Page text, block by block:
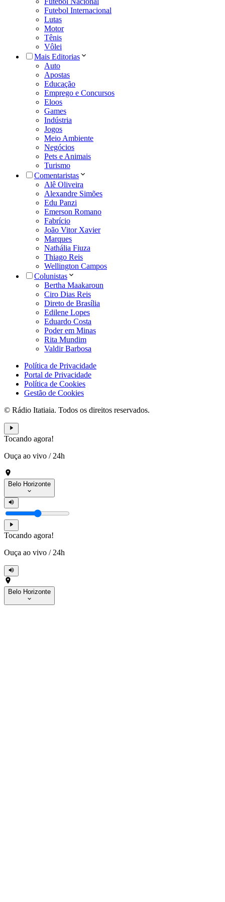
Futebol Internacional
Lutas
Motor
Tênis
Vôlei
Mais Editorias
Auto
Apostas
Educação
Emprego e Concursos
Eloos
Games
Indústria
Jogos
Meio Ambiente
Negócios
Pets e Animais
Turismo
Comentaristas
Alê Oliveira
Alexandre Simões
Edu Panzi
Emerson Romano
Fabrício
João Vitor Xavier
Marques
Nathália Fiuza
Thiago Reis
Wellington Campos
Colunistas
Bertha Maakaroun
Ciro Dias Reis
Direto de Brasília
Edilene Lopes
Eduardo Costa
Poder em Minas
Rita Mundim
Valdir Barbosa
Política de Privacidade
Portal de Privacidade
Política de Cookies
Gestão de Cookies
© Rádio Itatiaia. Todos os direitos reservados.
Tocando agora!
Ouça ao vivo / 24h
Belo Horizonte
Tocando agora!
Ouça ao vivo / 24h
Belo Horizonte